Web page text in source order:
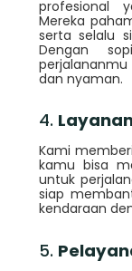
profesional
Mereka
serta selalu
Dengan
dan nyaman.
4.
Kami
kamu bisa
untuk
siap
kendaraan
5.